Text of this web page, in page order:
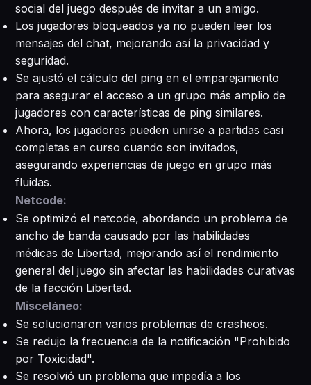
social del juego después de invitar a un amigo.
Los jugadores bloqueados ya no pueden leer los
mensajes del chat, mejorando así la privacidad y
seguridad.
Se ajustó el cálculo del ping en el emparejamiento
para asegurar el acceso a un grupo más amplio de
jugadores con características de ping similares.
Ahora, los jugadores pueden unirse a partidas casi
completas en curso cuando son invitados,
asegurando experiencias de juego en grupo más
fluidas.
Netcode:
Se optimizó el netcode, abordando un problema de
ancho de banda causado por las habilidades
médicas de Libertad, mejorando así el rendimiento
general del juego sin afectar las habilidades curativas
de la facción Libertad.
Misceláneo:
Se solucionaron varios problemas de crasheos.
Se redujo la frecuencia de la notificación "Prohibido
por Toxicidad".
Se resolvió un problema que impedía a los